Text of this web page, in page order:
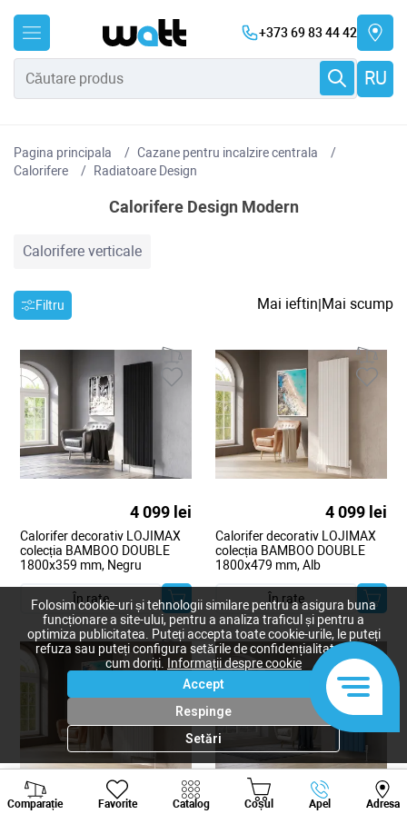
+373 69 83 44 42
RU
Pagina principala
Cazane pentru incalzire centrala
Сalorifere
Radiatoare Design
Calorifere Design Modern
Calorifere verticale
Filtru Mai ieftin|Mai scump
4 099 lei
Calorifer decorativ LOJIMAX
colecția BAMBOO DOUBLE
1800x359 mm, Negru
În rate
4 099 lei
Calorifer decorativ LOJIMAX
colecția BAMBOO DOUBLE
1800x479 mm, Alb
În rate
4 172 lei 4 182 lei
Comparație Favorite Catalog Coșul Apel Adresa
Viber Whatsapp
Folosim cookie-uri și tehnologii similare pentru a asigura buna
funcționare a site-ului, pentru a analiza traficul și pentru a
optimiza publicitatea. Puteți accepta toate cookie-urile, le puteți
refuza sau puteți configura setările de confidențialitate după
cum doriți.
Informații despre cookie
Accept
Respinge
Setări